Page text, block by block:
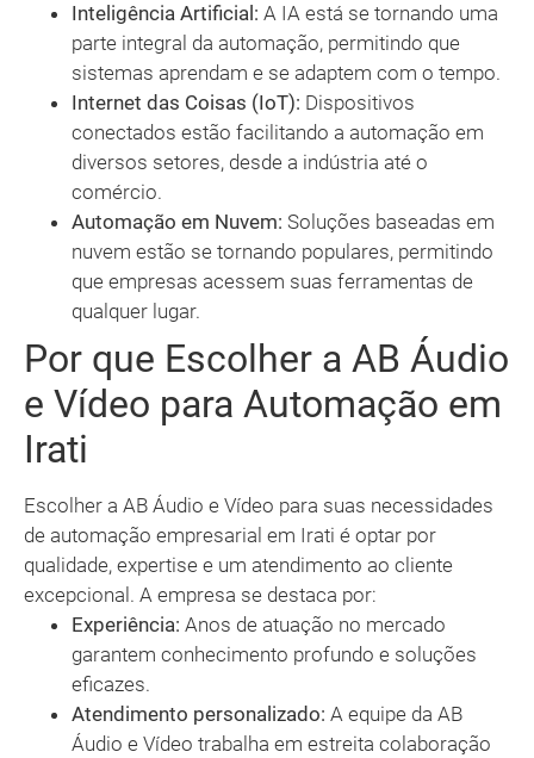
Inteligência Artificial: A IA está se tornando uma
parte integral da automação, permitindo que
sistemas aprendam e se adaptem com o tempo.
Internet das Coisas (IoT): Dispositivos
conectados estão facilitando a automação em
diversos setores, desde a indústria até o
comércio.
Automação em Nuvem: Soluções baseadas em
nuvem estão se tornando populares, permitindo
que empresas acessem suas ferramentas de
qualquer lugar.
Por que Escolher a AB Áudio
e Vídeo para Automação em
Irati
Escolher a AB Áudio e Vídeo para suas necessidades
de automação empresarial em Irati é optar por
qualidade, expertise e um atendimento ao cliente
excepcional. A empresa se destaca por:
Experiência: Anos de atuação no mercado
garantem conhecimento profundo e soluções
eficazes.
Atendimento personalizado: A equipe da AB
Áudio e Vídeo trabalha em estreita colaboração